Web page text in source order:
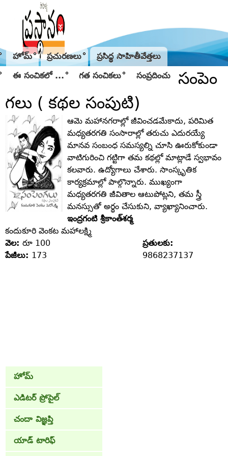
హోమ్ ప్రచురణలు ప్రసిద్థ సాహితీవేత్తలు
ఈ సంచికలో ... గత సంచికలు సంప్రదించు
సంపెం
గలు ( కథల సంపుటి)
ఆమె మహానగరాల్లో జీవించడమేకాదు, పరిమిత
మధ్యతరగతి సంసారాల్లో తరుచు ఎదురయ్యే
మానవ సంబంధ సమస్యల్ని చూసి ఊరుకోకుండా
వాటిగురించి గట్టిగా తమ కథల్లో మాట్లాడే స్వభావం
కలవారు. ఉద్యోగాలు చేశారు. సాంస్కృతిక
కార్యక్రమాల్లో పాల్గొన్నారు. ముఖ్యంగా
మధ్యతరగతి జీవితాల ఆటుపోట్లని, తమ స్త్రీ
మనస్సుతో అర్థం చేసుకుని, వ్యాఖ్యానించారు.
ఇంద్రగంటి శ్రీకాంత్‌శర్మ
కందుకూరి వెంకట మహాలక్ష్మి
వెల: రూ 100
పేజీలు: 173
ప్రతులకు:
9868237137
హోమ్
ఎడిటర్ ప్రోపైల్
చందా విజ్ఞప్తి
యాడ్ టారిఫ్